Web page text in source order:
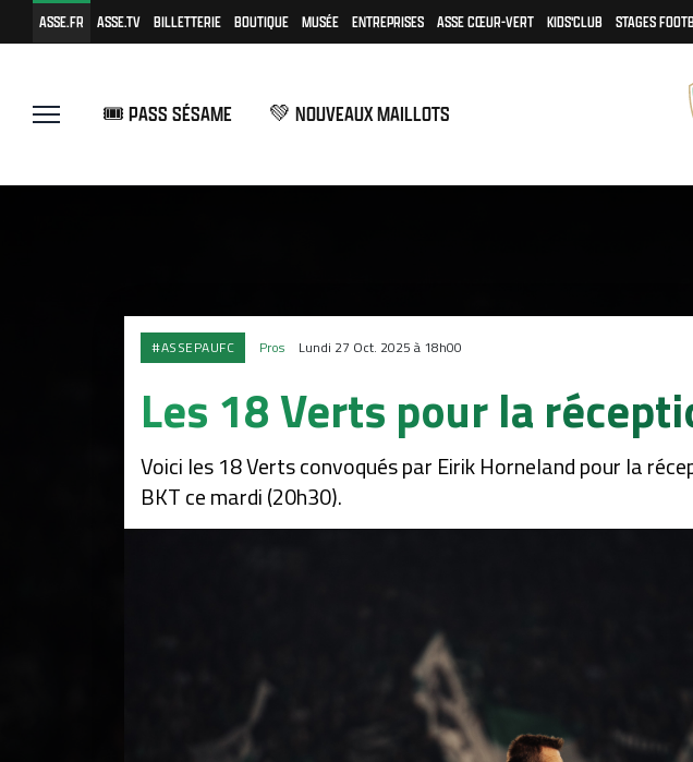
ASSE.FR ASSE.TV BILLETTERIE BOUTIQUE MUSÉE ENTREPRISES ASSE CŒUR-VERT KIDS'CLUB STAGES
🎟️ PASS SÉSAME 💚 NOUVEAUX MAILLOTS
#ASSEPAUFC Pros Lundi 27 Oct. 2025 à 18h00
Les 18 Verts pour la
Voici les 18 Verts convoqués par Eirik Horneland pour la
BKT ce mardi (20h30).